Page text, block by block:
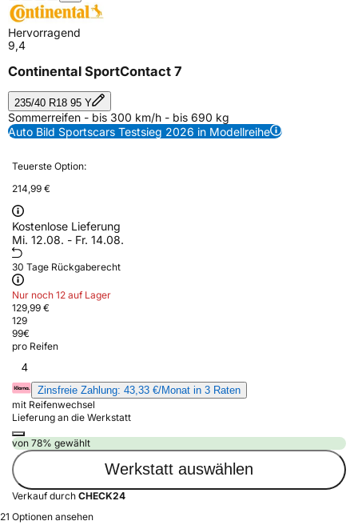
Hervorragend
9,4
Continental SportContact 7
235/40 R18 95 Y
Sommerreifen - bis 300 km/h - bis 690 kg
Auto Bild Sportscars Testsieg 2026 in Modellreihe
Teuerste Option:
214,99 €
Kostenlose Lieferung
Mi. 12.08. - Fr. 14.08.
30 Tage Rückgaberecht
Nur noch 12 auf Lager
129,99 €
129
99€
pro Reifen
4
Zinsfreie Zahlung: 43,33 €/Monat in 3 Raten
mit Reifenwechsel
Lieferung an die Werkstatt
von 78% gewählt
Werkstatt auswählen
Verkauf durch CHECK24
21 Optionen ansehen